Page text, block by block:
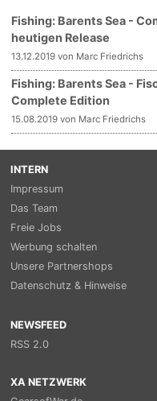
Fishing: Barents Sea -
heutigen Release
13.12.2019 von Marc Friedrichs
Fishing: Barents Sea -
Complete Edition
15.08.2019 von Marc Friedrichs
INTERN
Impressum
Das Team
Freie Jobs
Werbung schalten
Unsere Partnershops
Datenschutz & Hinweise
NEWSFEED
RSS 2.0
XA NETZWERK